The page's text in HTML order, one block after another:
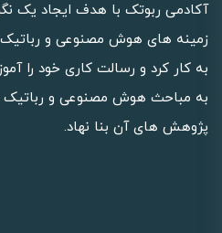
آکادمی ربوتک با هدف ایجاد یک
زمینه های هوش مصنوعی و
به کار کرد و رسالت کاری خود را
به مباحث هوش مصنوعی و رباتیک
پژوهش های آن بنا نهاد.